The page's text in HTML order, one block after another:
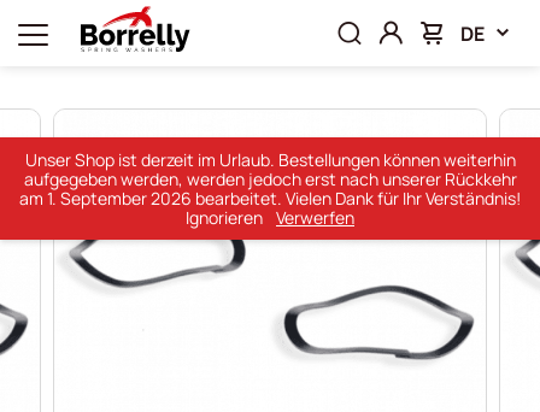
DE
Unser Shop ist derzeit im Urlaub. Bestellungen können weiterhin
aufgegeben werden, werden jedoch erst nach unserer Rückkehr
am 1. September 2026 bearbeitet. Vielen Dank für Ihr Verständnis!
Ignorieren Verwerfen